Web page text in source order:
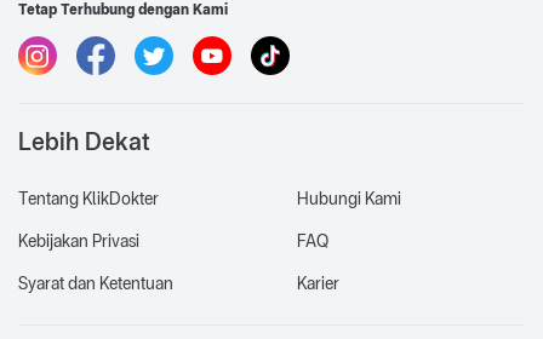
Tetap Terhubung dengan Kami
Lebih Dekat
Tentang KlikDokter
Kebijakan Privasi
Syarat dan Ketentuan
Hubungi Kami
FAQ
Karier